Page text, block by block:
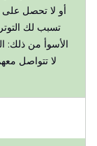
أو لا تحصل على
تسبب لك
الأسوأ من ذلك:
لا تتواصل